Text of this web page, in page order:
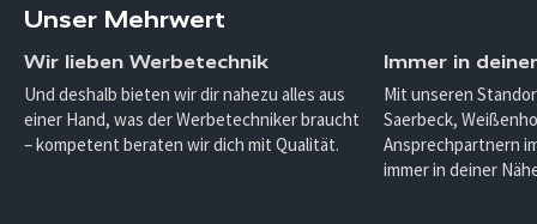
Unser Mehrwert
Wir lieben Werbetechnik
Und deshalb bieten wir dir nahezu alles aus
einer Hand, was der Werbetechniker braucht
– kompetent beraten wir dich mit Qualität.
Immer in
Mit unseren
Saerbeck,
Ansprechpartnern
immer in deiner